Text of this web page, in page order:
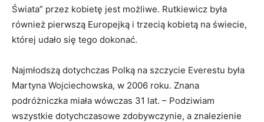
Świata” przez kobietę jest możliwe. Rutkiewicz była
również pierwszą Europejką i trzecią kobietą na świecie,
której udało się tego dokonać.
Najmłodszą dotychczas Polką na szczycie Everestu była
Martyna Wojciechowska, w 2006 roku. Znana
podróżniczka miała wówczas 31 lat. – Podziwiam
wszystkie dotychczasowe zdobywczynie, a znalezienie